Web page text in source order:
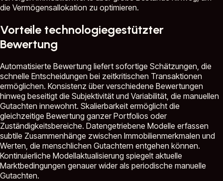
die Vermögensallokation zu optimieren.
Vorteile technologiegestützter
Bewertung
Automatisierte Bewertung liefert sofortige Schätzungen, die
schnelle Entscheidungen bei zeitkritischen Transaktionen
ermöglichen. Konsistenz über verschiedene Bewertungen
hinweg beseitigt die Subjektivität und Variabilität, die manuellen
Gutachten innewohnt. Skalierbarkeit ermöglicht die
gleichzeitige Bewertung ganzer Portfolios oder
Zuständigkeitsbereiche. Datengetriebene Modelle erfassen
subtile Zusammenhänge zwischen Immobilienmerkmalen und
Werten, die menschlichen Gutachtern entgehen können.
Kontinuierliche Modellaktualisierung spiegelt aktuelle
Marktbedingungen genauer wider als periodische manuelle
Gutachten.